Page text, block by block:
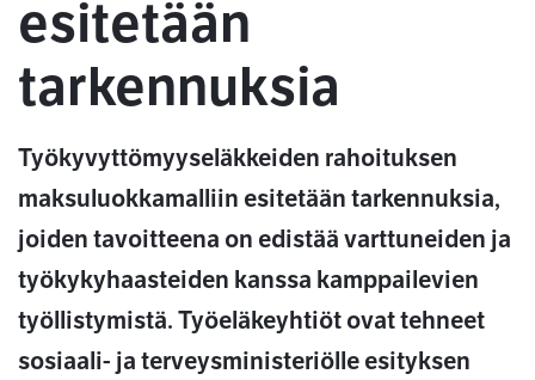
esitetään
tarkennuksia
Työkyvyttömyyseläkkeiden rahoituksen
maksuluokkamalliin esitetään tarkennuksia,
joiden tavoitteena on edistää varttuneiden ja
työkykyhaasteiden kanssa kamppailevien
työllistymistä. Työeläkeyhtiöt ovat tehneet
sosiaali- ja terveysministeriölle esityksen